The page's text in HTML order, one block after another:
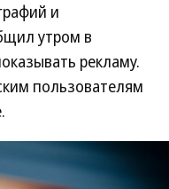
и
утром в
рекламу.
пользователям